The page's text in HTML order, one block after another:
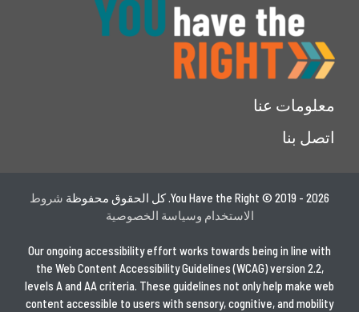
معلومات عنا
اتصل بنا
You Have the Right © 2019 - 2026. كل الحقوق محفوظة
شروط
الاستخدام وسياسة الخصوصية
Our ongoing accessibility effort works towards being in line with
the Web Content Accessibility Guidelines (WCAG) version 2.2,
levels A and AA criteria. These guidelines not only help make web
content accessible to users with sensory, cognitive, and mobility